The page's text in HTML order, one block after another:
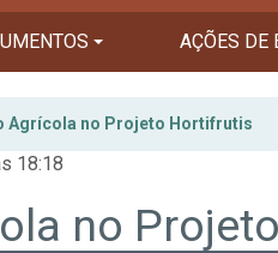
AÇÕES DE
Agrícola no Projeto Hortifrutis
18:18
no